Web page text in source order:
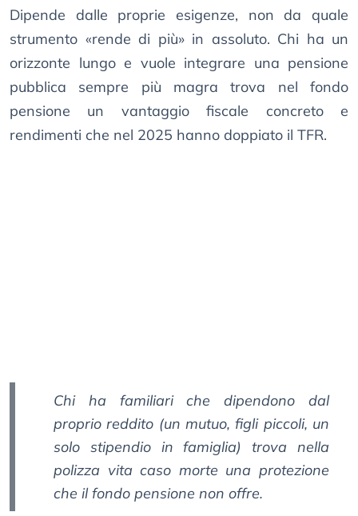
Dipende dalle proprie esigenze, non da quale
strumento «rende di più» in assoluto. Chi ha un
orizzonte lungo e vuole integrare una pensione
pubblica sempre più magra trova nel fondo
pensione un vantaggio fiscale concreto e
rendimenti che nel 2025 hanno doppiato il TFR.
Chi ha familiari che dipendono dal
proprio reddito (un mutuo, figli piccoli, un
solo stipendio in famiglia) trova nella
polizza vita caso morte una protezione
che il fondo pensione non offre.